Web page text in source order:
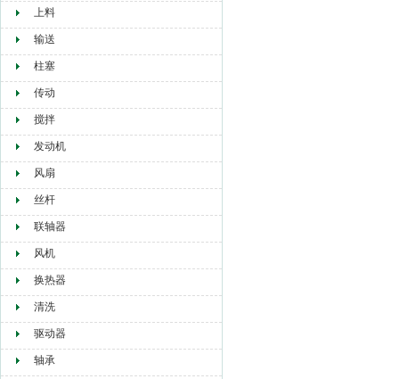
上料
输送
柱塞
传动
搅拌
发动机
风扇
丝杆
联轴器
风机
换热器
清洗
驱动器
轴承